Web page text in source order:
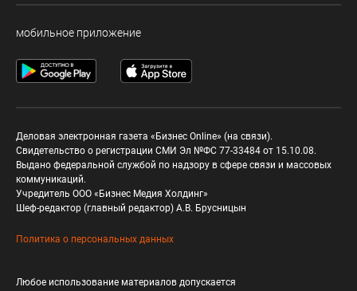
мобильное приложение
Деловая электронная газета «Бизнес Online» (на связи).
Свидетельство о регистрации СМИ Эл №ФС 77-33484 от 15.10.08.
Выдано федеральной службой по надзору в сфере связи и массовых
коммуникаций.
Учредитель ООО «Бизнес Медия Холдинг»
Шеф-редактор (главный редактор) А.В. Брусницын
Политика о персональных данных
Любое использование материалов допускается